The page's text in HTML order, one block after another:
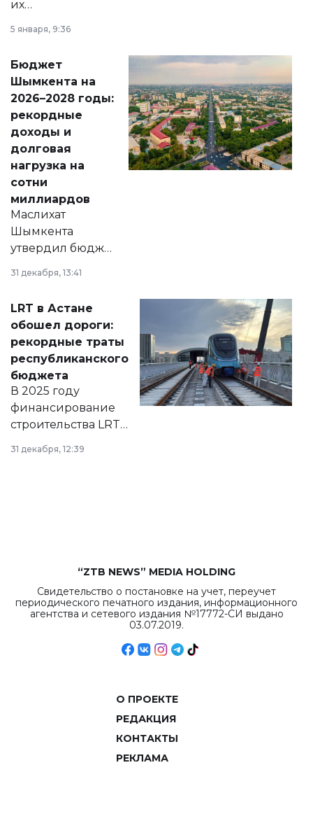
их
принести
народу
Венесуэлы.
5 января, 9:36
Бюджет
Шымкента на
2026–2028 годы:
рекордные
доходы и
долговая
нагрузка на
сотни
миллиардов
Маслихат
Шымкента
утвердил бюджет
города на 2026–
2028 годы.
документ
появился в базе
нормативных
правовых актов и
на сайте маслихат
города.
31 декабря, 13:41
LRT в Астане
обошел дороги:
рекордные траты
республиканского
бюджета
В 2025 году
финансирование
строительства LRT
в Астане из
республиканского
31 декабря, 12:39
“ZTB NEWS” MEDIA HOLDING
Свидетельство о постановке на учет, переучет
периодического печатного издания, информационного
агентства и сетевого издания №17772-СИ выдано
03.07.2019.
О ПРОЕКТЕ
РЕДАКЦИЯ
КОНТАКТЫ
РЕКЛАМА